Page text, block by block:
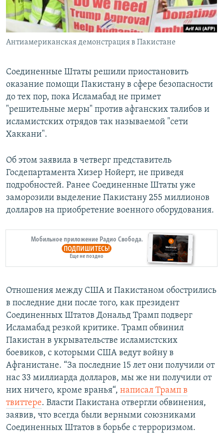
Հայերեն
English
Все сайты Радио Азатутюн
Антиамериканская демонстрация в Пакистане
Соединенные Штаты решили приостановить
оказание помощи Пакистану в сфере безопасности
до тех пор, пока Исламабад не примет
"решительные меры" против афганских талибов и
исламистских отрядов так называемой "сети
Хаккани".
Об этом заявила в четверг представитель
Госдепартамента Хизер Нойерт, не приведя
подробностей. Ранее Соединенные Штаты уже
заморозили выделение Пакистану 255 миллионов
долларов на приобретение военного оборудования.
Мобильное приложение Радио Свобода.
ПОДПИШИТЕСЬ!
Еще не поздно
Отношения между США и Пакистаном обострились
в последние дни после того, как президент
Соединенных Штатов Дональд Трамп подверг
Исламабад резкой критике. Трамп обвинил
Пакистан в укрывательстве исламистских
боевиков, с которыми США ведут войну в
Афганистане. “За последние 15 лет они получили от
нас 33 миллиарда долларов, мы же ни получили от
них ничего, кроме вранья“, написал Трамп в
твиттере. Власти Пакистана отвергли обвинения,
заявив, что всегда были верными союзниками
Соединенных Штатов в борьбе с терроризмом.